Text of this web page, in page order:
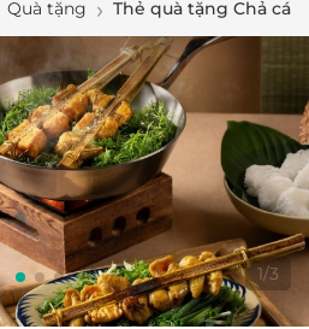
Quà tặng Thẻ quà tặng Chả cá
1/3